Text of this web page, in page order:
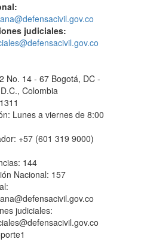
judiciales:
No. 14 - 67 Bogotá, DC -
Colombia
Lunes a viernes de 8:00
+57 (601 319 9000)
144
Nacional: 157
judiciales: